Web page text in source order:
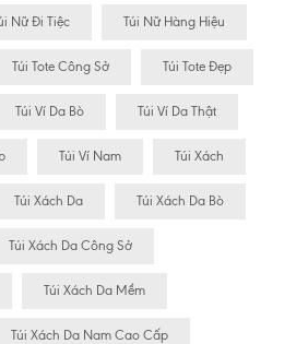
Nữ Đi Tiệc Túi Nữ Hàng Hiệu
Túi Tote Công Sở Túi Tote Đẹp
Túi Ví Da Bò Túi Ví Da Thật
Túi Ví Nam Túi Xách
Túi Xách Da Túi Xách Da Bò
Túi Xách Da Công Sở
Túi Xách Da Mềm
Túi Xách Da Nam Cao Cấp